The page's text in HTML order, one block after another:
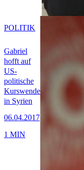
Gabriel
hofft auf
US-
politische
Kurswende
in Syrien
06.04.2017
POLITIK
1 MIN